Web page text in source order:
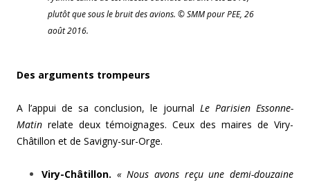
plutôt que sous le bruit des avions. © SMM pour PEE, 26
août 2016.
Des arguments trompeurs
A l’appui de sa conclusion, le journal Le Parisien Essonne-
Matin relate deux témoignages. Ceux des maires de Viry-
Châtillon et de Savigny-sur-Orge.
Viry-Châtillon. « Nous avons reçu une demi-douzaine